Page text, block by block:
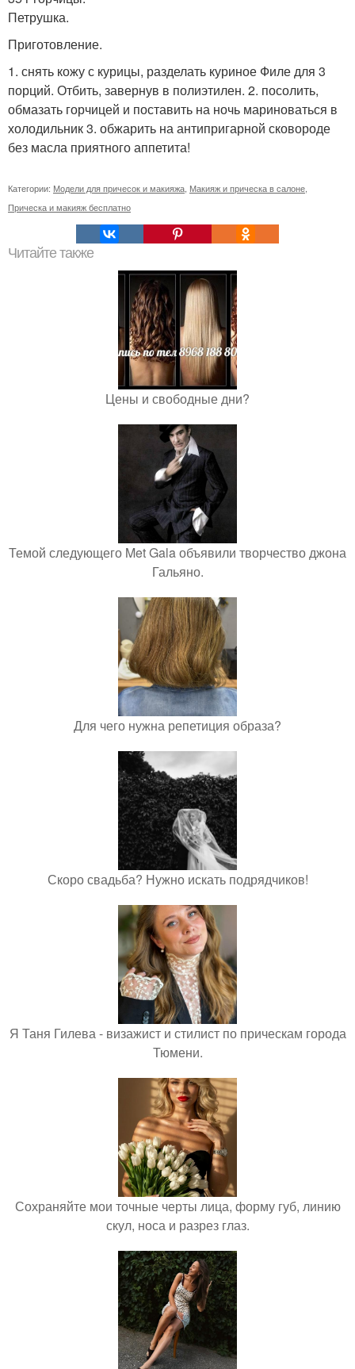
Петрушка.
Приготовление.
1. снять кожу с курицы, разделать куриное Филе для 3
порций. Отбить, завернув в полиэтилен. 2. посолить,
обмазать горчицей и поставить на ночь мариноваться в
холодильник 3. обжарить на антипригарной сковороде
без масла приятного аппетита!
Категории: Модели для причесок и макияжа Макияж и прическа в салоне
Прическа и макияж бесплатно
Читайте также
Цены и свободные дни?
Темой следующего Met Gala объявили творчество джона
Гальяно.
Для чего нужна репетиция образа?
Скоро свадьба? Нужно искать подрядчиков!
Я Таня Гилева - визажист и стилист по прическам города
Тюмени.
Сохраняйте мои точные черты лица, форму губ, линию
скул, носа и разрез глаз.